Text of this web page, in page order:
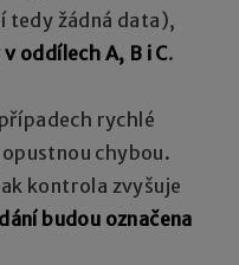
tedy žádná data),
oddílech A, B i C.
rychlé
chybou.
kontrola zvyšuje
budou označena